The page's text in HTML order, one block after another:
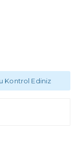
Kontrol Ediniz